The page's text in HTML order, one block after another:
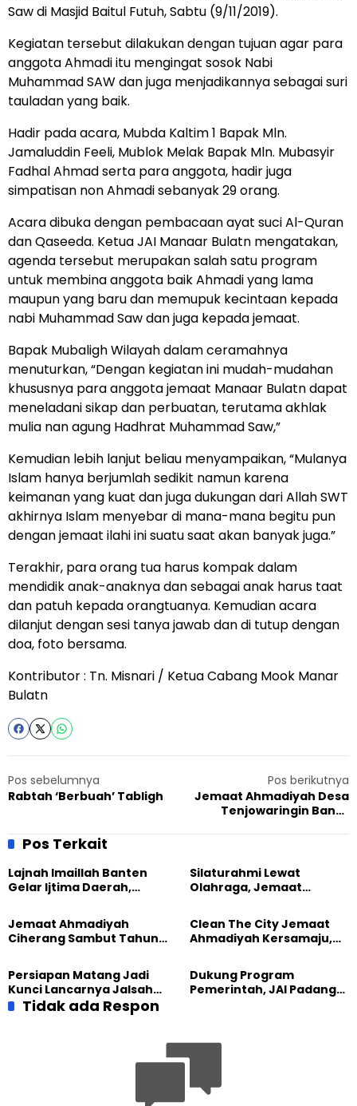
Saw di Masjid Baitul Futuh, Sabtu (9/11/2019).
Kegiatan tersebut dilakukan dengan tujuan agar para
anggota Ahmadi itu mengingat sosok Nabi
Muhammad SAW dan juga menjadikannya sebagai suri
tauladan yang baik.
Hadir pada acara, Mubda Kaltim 1 Bapak Mln.
Jamaluddin Feeli, Mublok Melak Bapak Mln. Mubasyir
Fadhal Ahmad serta para anggota, hadir juga
simpatisan non Ahmadi sebanyak 29 orang.
Acara dibuka dengan pembacaan ayat suci Al-Quran
dan Qaseeda. Ketua JAI Manaar Bulatn mengatakan,
agenda tersebut merupakan salah satu program
untuk membina anggota baik Ahmadi yang lama
maupun yang baru dan memupuk kecintaan kepada
nabi Muhammad Saw dan juga kepada jemaat.
Bapak Mubaligh Wilayah dalam ceramahnya
menuturkan, “Dengan kegiatan ini mudah-mudahan
khususnya para anggota jemaat Manaar Bulatn dapat
meneladani sikap dan perbuatan, terutama akhlak
mulia nan agung Hadhrat Muhammad Saw,”
Kemudian lebih lanjut beliau menyampaikan, “Mulanya
Islam hanya berjumlah sedikit namun karena
keimanan yang kuat dan juga dukungan dari Allah SWT
akhirnya Islam menyebar di mana-mana begitu pun
dengan jemaat ilahi ini suatu saat akan banyak juga.”
Terakhir, para orang tua harus kompak dalam
mendidik anak-anaknya dan sebagai anak harus taat
dan patuh kepada orangtuanya. Kemudian acara
dilanjut dengan sesi tanya jawab dan di tutup dengan
doa, foto bersama.
Kontributor : Tn. Misnari / Ketua Cabang Mook Manar
Bulatn
Pos sebelumnya
Rabtah ‘Berbuah’ Tabligh
Pos berikutnya
Jemaat Ahmadiyah Desa
Tenjowaringin Bantu
Pos Terkait
Lajnah Imaillah Banten
Gelar Ijtima Daerah,
Tangguh
Silaturahmi Lewat
Olahraga, Jemaat
Meriahkan Event Lari
Jemaat Ahmadiyah
Ciherang Sambut Tahun
Aksi Kebersihan
Clean The City Jemaat
Ahmadiyah Kersamaju,
Lingkungan
Persiapan Matang Jadi
Kunci Lancarnya Jalsah
Salanah 2025 di Bandung
Dukung Program
Pemerintah, JAI Padang
Tidak ada Respon